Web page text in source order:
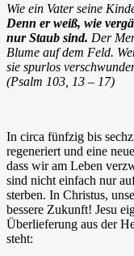
Wie ein Vater seine
Denn er weiß, wie
nur Staub sind. Der
Blume auf dem Feld.
sie spurlos
(Psalm 103, 13 – 17)
In circa fünfzig bis
regeneriert und eine
dass wir am Leben
sind nicht einfach nur
sterben. In Christus,
bessere Zukunft! Jesu
Überlieferung aus der
steht: